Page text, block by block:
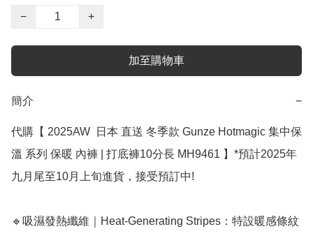
−
+
加至購物車
簡介 −
代購【 2025AW  日本 直送 冬季款 Gunze Hotmagic 集中保
溫 系列 保暖 內褲 | 打底褲10分長 MH9461 】*預計2025年
九月尾至10月上旬進貨，接受預訂中! ﻿
🔹吸濕發熱纖維｜Heat-Generating Stripes：特設暖感條紋